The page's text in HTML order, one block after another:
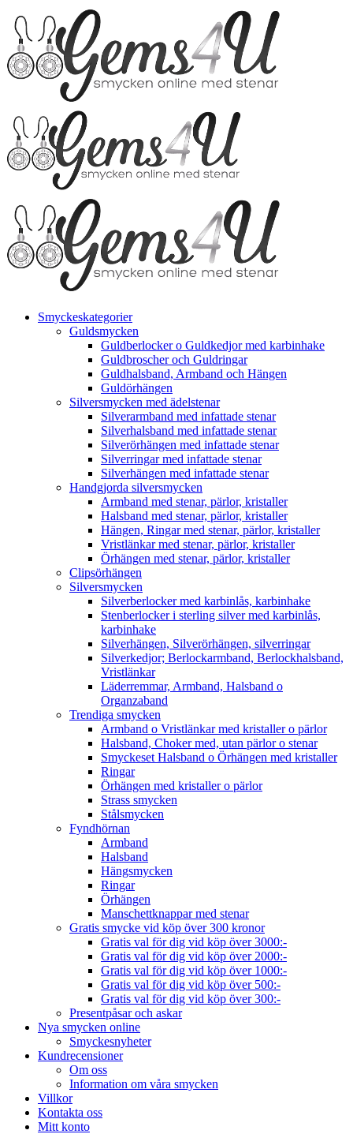
till
innehållet
Smyckeskategorier
Guldsmycken
Guldberlocker o Guldkedjor med karbinhake
Guldbroscher och Guldringar
Guldhalsband, Armband och Hängen
Guldörhängen
Silversmycken med ädelstenar
Silverarmband med infattade stenar
Silverhalsband med infattade stenar
Silverörhängen med infattade stenar
Silverringar med infattade stenar
Silverhängen med infattade stenar
Handgjorda silversmycken
Armband med stenar, pärlor, kristaller
Halsband med stenar, pärlor, kristaller
Hängen, Ringar med stenar, pärlor, kristaller
Vristlänkar med stenar, pärlor, kristaller
Örhängen med stenar, pärlor, kristaller
Clipsörhängen
Silversmycken
Silverberlocker med karbinlås, karbinhake
Stenberlocker i sterling silver med karbinlås,
karbinhake
Silverhängen, Silverörhängen, silverringar
Silverkedjor; Berlockarmband, Berlockhalsband,
Vristlänkar
Läderremmar, Armband, Halsband o
Organzaband
Trendiga smycken
Armband o Vristlänkar med kristaller o pärlor
Halsband, Choker med, utan pärlor o stenar
Smyckeset Halsband o Örhängen med kristaller
Ringar
Örhängen med kristaller o pärlor
Strass smycken
Stålsmycken
Fyndhörnan
Armband
Halsband
Hängsmycken
Ringar
Örhängen
Manschettknappar med stenar
Gratis smycke vid köp över 300 kronor
Gratis val för dig vid köp över 3000:-
Gratis val för dig vid köp över 2000:-
Gratis val för dig vid köp över 1000:-
Gratis val för dig vid köp över 500:-
Gratis val för dig vid köp över 300:-
Presentpåsar och askar
Nya smycken online
Smyckesnyheter
Kundrecensioner
Om oss
Information om våra smycken
Villkor
Kontakta oss
Mitt konto